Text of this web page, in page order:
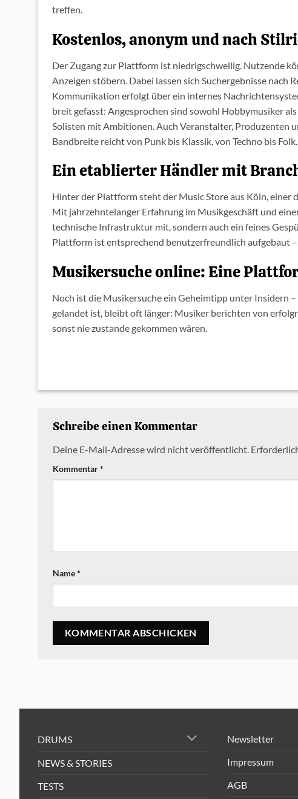
treffen.
Kostenlos, anonym und nach
Der Zugang zur Plattform ist niedrigschwellig. Nutzende
Anzeigen stöbern. Dabei lassen sich Suchergebnisse
Kommunikation erfolgt über ein internes
breit gefasst: Angesprochen sind sowohl Hobbymusiker
Solisten mit Ambitionen. Auch Veranstalter, Produzenten
Bandbreite reicht von Punk bis Klassik, von Techno bis Folk.
Ein etablierter Händler mit
Hinter der Plattform steht der Music Store aus Köln,
Mit jahrzehntelanger Erfahrung im Musikgeschäft und
technische Infrastruktur mit, sondern auch ein feines
Plattform ist entsprechend benutzerfreundlich aufgebaut
Musikersuche online: Eine
Noch ist die Musikersuche ein Geheimtipp unter Insidern
gelandet ist, bleibt oft länger: Musiker berichten von
sonst nie zustande gekommen wären.
Schreibe einen Kommentar
Deine E-Mail-Adresse wird nicht veröffentlicht.
Kommentar*
Name*
DRUMS
NEWS & STORIES
TESTS
Newsletter
Impressum
AGB